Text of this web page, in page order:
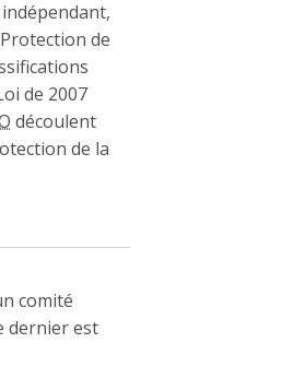
de
de 2007
découlent
de la
comité
dernier est